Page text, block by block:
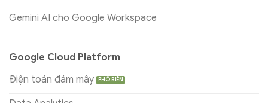
Gemini AI cho Google Workspace
Google Cloud Platform
Điện toán đám mây